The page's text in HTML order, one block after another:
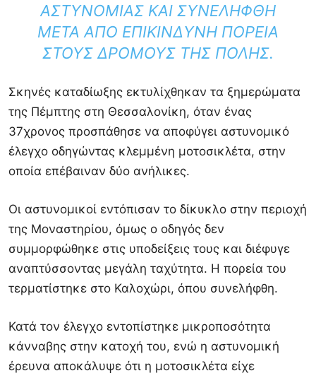
ΑΣΤΥΝΟΜΊΑΣ ΚΑΙ ΣΥΝΕΛΉΦΘΗ
ΜΕΤΆ ΑΠΌ ΕΠΙΚΊΝΔΥΝΗ ΠΟΡΕΊΑ
ΣΤΟΥΣ ΔΡΌΜΟΥΣ ΤΗΣ ΠΌΛΗΣ.
Σκηνές καταδίωξης εκτυλίχθηκαν τα ξημερώματα
της Πέμπτης στη Θεσσαλονίκη, όταν ένας
37χρονος προσπάθησε να αποφύγει αστυνομικό
έλεγχο οδηγώντας κλεμμένη μοτοσικλέτα, στην
οποία επέβαιναν δύο ανήλικες.
Οι αστυνομικοί εντόπισαν το δίκυκλο στην περιοχή
της Μοναστηρίου, όμως ο οδηγός δεν
συμμορφώθηκε στις υποδείξεις τους και διέφυγε
αναπτύσσοντας μεγάλη ταχύτητα. Η πορεία του
τερματίστηκε στο Καλοχώρι, όπου συνελήφθη.
Κατά τον έλεγχο εντοπίστηκε μικροποσότητα
κάνναβης στην κατοχή του, ενώ η αστυνομική
έρευνα αποκάλυψε ότι η μοτοσικλέτα είχε